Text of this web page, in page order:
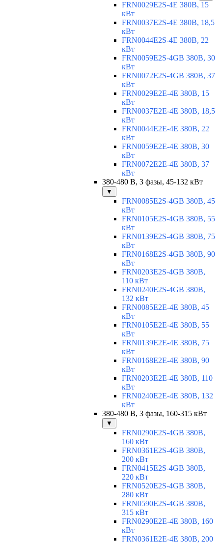
FRN0029E2S-4E 380В, 15
кВт
FRN0037E2S-4E 380В, 18,5
кВт
FRN0044E2S-4E 380В, 22
кВт
FRN0059E2S-4GB 380В, 30
кВт
FRN0072E2S-4GB 380В, 37
кВт
FRN0029E2E-4E 380В, 15
кВт
FRN0037E2E-4E 380В, 18,5
кВт
FRN0044E2E-4E 380В, 22
кВт
FRN0059E2E-4E 380В, 30
кВт
FRN0072E2E-4E 380В, 37
кВт
380-480 В, 3 фазы, 45-132 кВт
▼
FRN0085E2S-4GB 380В, 45
кВт
FRN0105E2S-4GB 380В, 55
кВт
FRN0139E2S-4GB 380В, 75
кВт
FRN0168E2S-4GB 380В, 90
кВт
FRN0203E2S-4GB 380В,
110 кВт
FRN0240E2S-4GB 380В,
132 кВт
FRN0085E2E-4E 380В, 45
кВт
FRN0105E2E-4E 380В, 55
кВт
FRN0139E2E-4E 380В, 75
кВт
FRN0168E2E-4E 380В, 90
кВт
FRN0203E2E-4E 380В, 110
кВт
FRN0240E2E-4E 380В, 132
кВт
380-480 В, 3 фазы, 160-315 кВт
▼
FRN0290E2S-4GB 380В,
160 кВт
FRN0361E2S-4GB 380В,
200 кВт
FRN0415E2S-4GB 380В,
220 кВт
FRN0520E2S-4GB 380В,
280 кВт
FRN0590E2S-4GB 380В,
315 кВт
FRN0290E2E-4E 380В, 160
кВт
FRN0361E2E-4E 380В, 200